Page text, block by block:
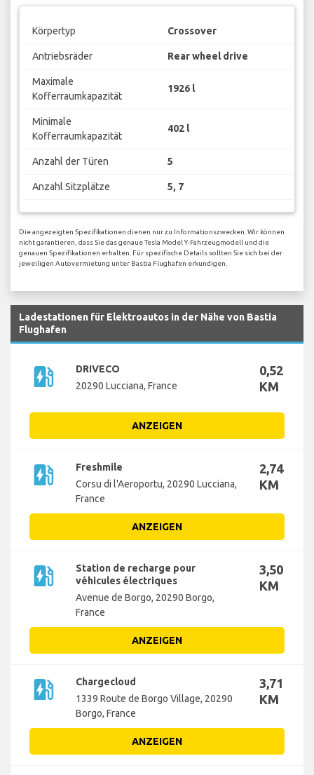
Körpertyp Crossover
Antriebsräder Rear wheel drive
Maximale
Kofferraumkapazität
1926 l
Minimale
Kofferraumkapazität
402 l
Anzahl der Türen 5
Anzahl Sitzplätze 5, 7
Die angezeigten Spezifikationen dienen nur zu Informationszwecken. Wir können
nicht garantieren, dass Sie das genaue Tesla Model Y-Fahrzeugmodell und die
genauen Spezifikationen erhalten. Für spezifische Details sollten Sie sich bei der
jeweiligen Autovermietung unter Bastia Flughafen erkundigen.
Ladestationen für Elektroautos in der Nähe von Bastia
Flughafen
ev_station
DRIVECO
20290 Lucciana, France
0,52
KM
ANZEIGEN
ev_station
Freshmile
Corsu di l'Aeroportu, 20290 Lucciana,
France
2,74
KM
ANZEIGEN
ev_station
Station de recharge pour
véhicules électriques
Avenue de Borgo, 20290 Borgo,
France
3,50
KM
ANZEIGEN
ev_station
Chargecloud
1339 Route de Borgo Village, 20290
Borgo, France
3,71
KM
ANZEIGEN